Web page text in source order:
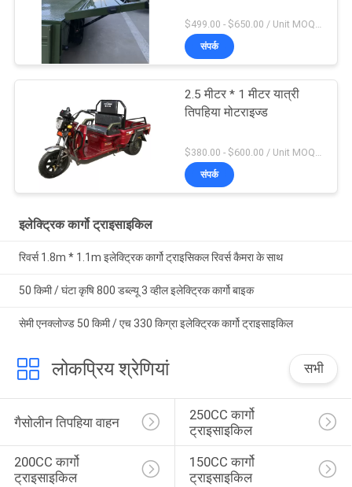
संपर्क
2.5 मीटर * 1 मीटर यात्री
तिपहिया मोटराइज्ड
संपर्क
इलेक्ट्रिक कार्गो ट्राइसाइकिल
रिवर्स 1.8m * 1.1m इलेक्ट्रिक कार्गो ट्राइसिकल रिवर्स कैमरा के साथ
50 किमी / घंटा कृषि 800 डब्ल्यू 3 व्हील इलेक्ट्रिक कार्गो बाइक
सेमी एनक्लोज्ड 50 किमी / एच 330 किग्रा इलेक्ट्रिक कार्गो ट्राइसाइकिल
लोकप्रिय श्रेणियां सभी
गैसोलीन तिपहिया वाहन
250CC कार्गो
ट्राइसाइकिल
200CC कार्गो
ट्राइसाइकिल
150CC कार्गो
ट्राइसाइकिल